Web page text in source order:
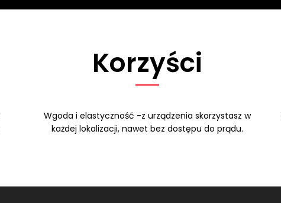
Korzyści
Wgoda i elastyczność -z urządzenia skorzystasz w
każdej lokalizacji, nawet bez dostępu do prądu.